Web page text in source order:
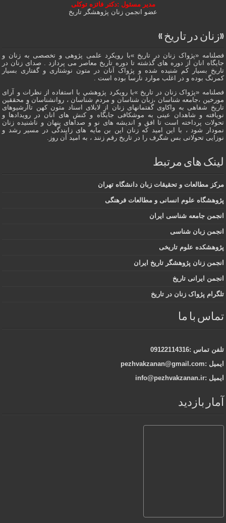
مدیر مسئول :دکتر فائزه توکلی
عضو انجمن زنان پژوهشگر تاریخ
«زنان در تاریخ »
فصلنامه «پژواک زنان در تاریخ »با رویکرد علمی پژوهى و تخصصی به زنان و
جایگاه انان از دوره هاى گذشته تا دوره تاریخ معاصر می پردازد . صدای زنان در
تاریخ بسیار کم شنیده شده و پژواک آنان در متون نوشتاری و گفتاری بسیار
کمرنگ بوده و در اغلب موارد نارسا بوده است .
فصلنامه «پژواک زنان در تاریخ »با رویکرد پژوهشي با استفاده از نظرات و آرای
مورخین ،جامعه شناسان ،زبان شناسان و مردم شناسان ، روانشناسان و محققین
تاریخ شفاهی به واکاوی گفتمانهاى زنان از لابلای اسناد متون کهن تاآرشیوهای
نویافته و شاهدان عينى به موشکافی جايگاه و كنش هاى انان در رویدادها و
تحولات پرداخته است تا افق و اندیشه های نو و صداهای پنهان و ناشنیده زنان
نمودار شود ، با این امید که زنان این بن مایه های زایندگی در مسير رشد و
نوزایی تحولاتی بس شگرف را در تاریخ رقم زنند ، به اميد آن روز.
لینک های مرتبط
مرکز مطالعات و تحقیقات زبان دانشگاه تهران
پژوهشگاه علوم انسانی و مطالعات فرهنگی
انجمن جامعه شناسی ایران
انجمن زبان شناسی
پژوهشکده علوم تاریخی
انجمن زنان پژوهشگر تاریخ ایران
انجمن ایرانی تاریخ
تلگرام پژواک زنان در تاریخ
تماس با ما
تلفن تماس :09122114316
ایمیل :pezhvakzanan@gmail.com
ایمیل :info@pezhvakzanan.ir
آمار بازدید